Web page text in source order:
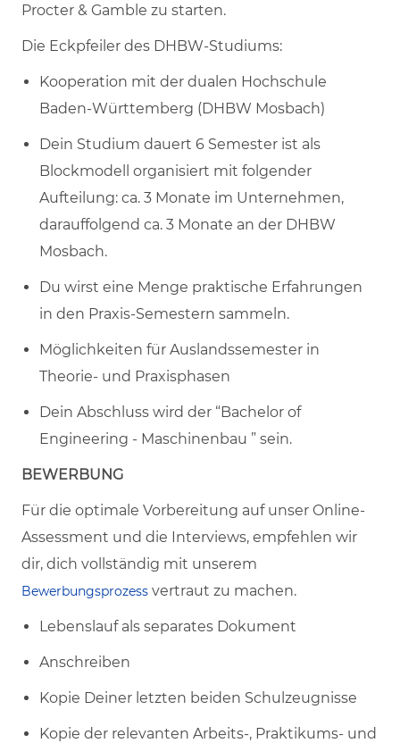
Procter & Gamble zu starten.
Die Eckpfeiler des DHBW-Studiums:
Kooperation mit der dualen Hochschule
Baden-Württemberg (DHBW Mosbach)
Dein Studium dauert 6 Semester ist als
Blockmodell organisiert mit folgender
Aufteilung: ca. 3 Monate im Unternehmen,
darauffolgend ca. 3 Monate an der DHBW
Mosbach.
Du wirst eine Menge praktische Erfahrungen
in den Praxis-Semestern sammeln.
Möglichkeiten für Auslandssemester in
Theorie- und Praxisphasen
Dein Abschluss wird der “Bachelor of
Engineering - Maschinenbau ” sein.
BEWERBUNG
Für die optimale Vorbereitung auf unser Online-
Assessment und die Interviews, empfehlen wir
dir, dich vollständig mit unserem
Bewerbungsprozess vertraut zu machen.
Lebenslauf als separates Dokument
Anschreiben
Kopie Deiner letzten beiden Schulzeugnisse
Kopie der relevanten Arbeits-, Praktikums- und